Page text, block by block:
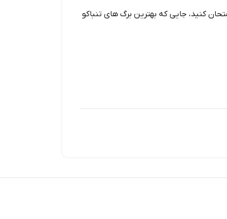
کنید، جایی که بهترین برگ‌ های تنباکو